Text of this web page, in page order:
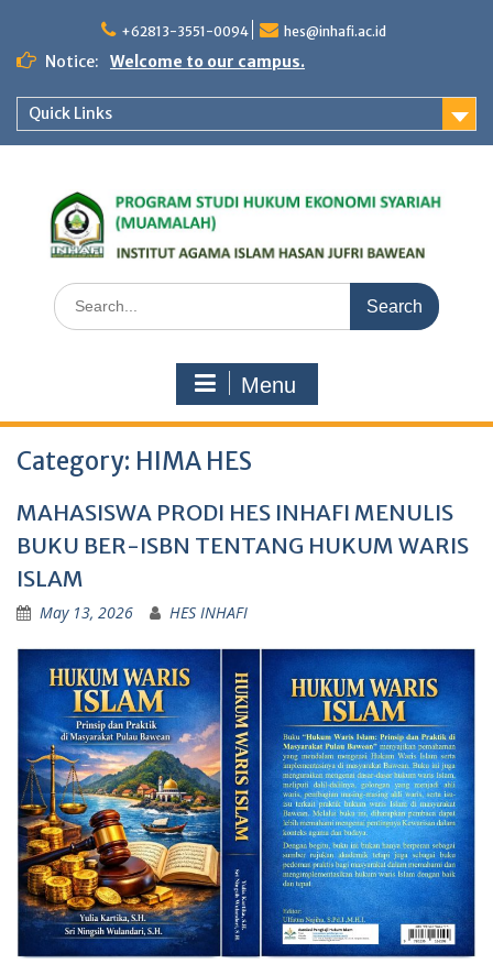
content
+62813-3551-0094 hes@inhafi.ac.id
Notice: Welcome to our campus.
Quick Links
Search
for:
Menu
Category: HIMA HES
MAHASISWA PRODI HES INHAFI MENULIS
BUKU BER-ISBN TENTANG HUKUM WARIS
ISLAM
May 13, 2026 HES INHAFI